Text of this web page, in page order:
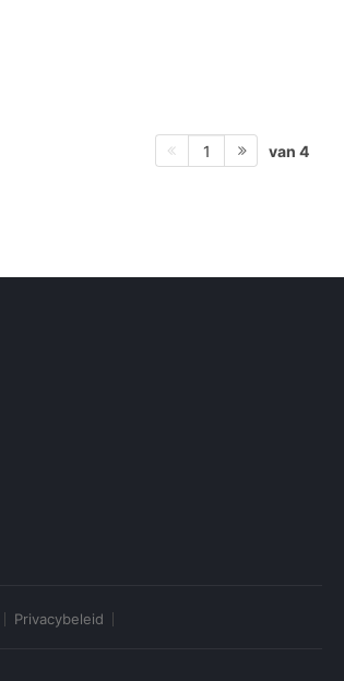
1 van 4
Privacybeleid